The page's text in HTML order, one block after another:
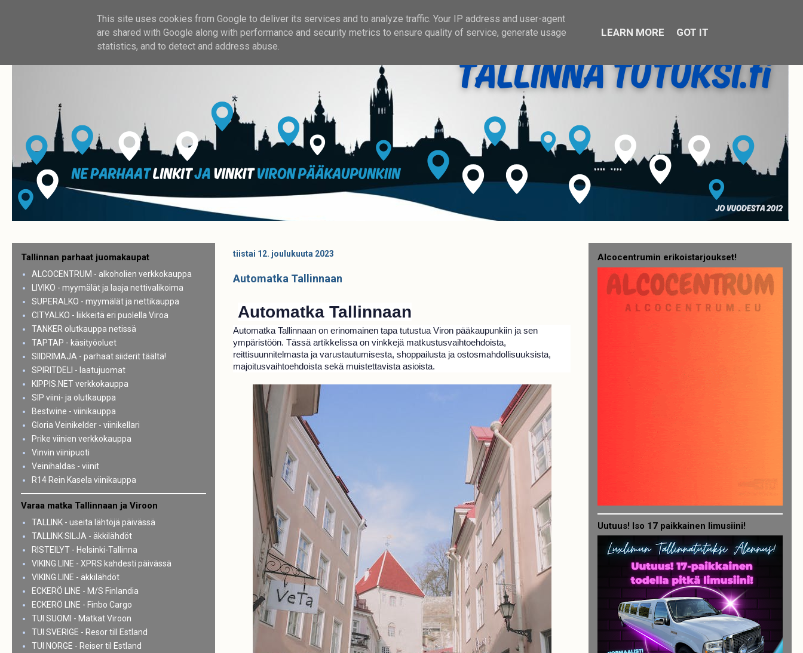
tiistai 12. joulukuuta 2023
Automatka Tallinnaan
Automatka Tallinnaan
Automatka Tallinnaan on erinomainen tapa tutustua Viron pääkaupunkiin ja sen
ympäristöön. Tässä artikkelissa on vinkkejä matkustusvaihtoehdoista,
reittisuunnitelmasta ja varustautumisesta, shoppailusta ja ostosmahdollisuuksista,
majoitusvaihtoehdoista sekä muistettavista asioista.
Tallinnan parhaat juomakaupat
ALCOCENTRUM - alkoholien verkkokauppa
LIVIKO - myymälät ja laaja nettivalikoima
SUPERALKO - myymälät ja nettikauppa
CITYALKO - liikkeitä eri puolella Viroa
TANKER olutkauppa netissä
TAPTAP - käsityöoluet
SIIDRIMAJA - parhaat siiderit täältä!
SPIRITDELI - laatujuomat
KIPPIS.NET verkkokauppa
SIP viini- ja olutkauppa
Bestwine - viinikauppa
Gloria Veinikelder - viinikellari
Prike viinien verkkokauppa
Vinvin viinipuoti
Veinihaldas - viinit
R14 Rein Kasela viinikauppa
Varaa matka Tallinnaan ja Viroon
TALLINK - useita lähtöjä päivässä
TALLINK SILJA - äkkilähdöt
RISTEILYT - Helsinki-Tallinna
VIKING LINE - XPRS kahdesti päivässä
VIKING LINE - äkkilähdöt
ECKERÖ LINE - M/S Finlandia
ECKERÖ LINE - Finbo Cargo
TUI SUOMI - Matkat Viroon
TUI SVERIGE - Resor till Estland
TUI NORGE - Reiser til Estland
Alcocentrumin erikoistarjoukset!
Uutuus! Iso 17 paikkainen limusiini!
This site uses cookies from Google to deliver its services and to analyze traffic. Your IP address and user-agent
are shared with Google along with performance and security metrics to ensure quality of service, generate usage
statistics, and to detect and address abuse.
LEARN MORE GOT IT